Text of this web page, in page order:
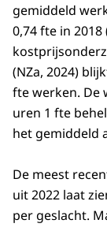
gemiddeld
0,74 fte in 2018
(NZa, 2024)
fte werken. De
uren 1 fte
het gemiddeld
De meest
uit 2022 laat
per geslacht.